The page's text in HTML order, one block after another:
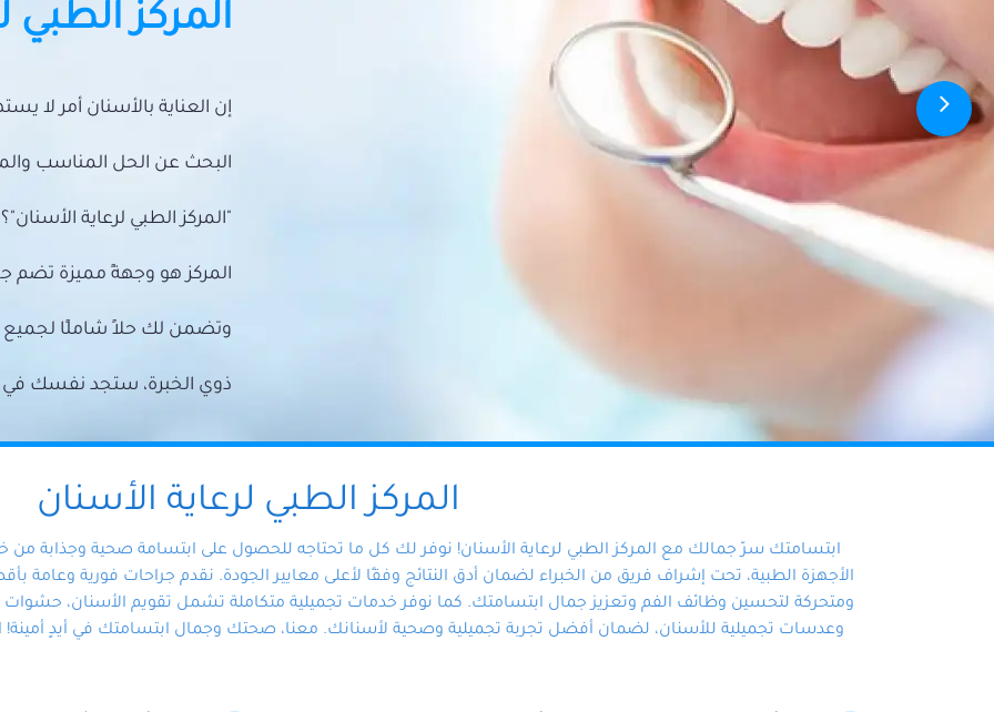
المركز الطبي
إن العناية بالأسنان أمر لا
البحث عن الحل المناسب
"المركز الطبي لرعاية الأسنان"؟
المركز هو وجهةً مميزة تضم
وتضمن لك حلاً شاملًا
ذوي الخبرة، ستجد نفسك في
المركز الطبي لرعاية الأسنان
ابتسامتك سرّ جمالك مع المركز الطبي لرعاية الأسنان! نوفر لك كل ما تحتاجه للحصول على ابتسامة صحية وجذابة
الأجهزة الطبية، تحت إشراف فريق من الخبراء لضمان أدق النتائج وفقًا لأعلى معايير الجودة. نقدم جراحات فورية وعامة
ومتحركة لتحسين وظائف الفم وتعزيز جمال ابتسامتك. كما نوفر خدمات تجميلية متكاملة تشمل تقويم الأسنان، حشوات
وعدسات تجميلية للأسنان، لضمان أفضل تجربة تجميلية وصحية لأسنانك. معنا، صحتك وجمال ابتسامتك في أيدٍ أمينة!